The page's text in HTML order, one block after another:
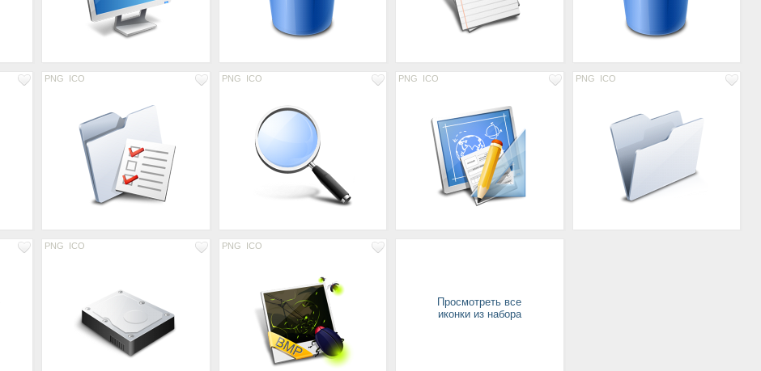
PNG ICO PNG ICO PNG ICO PNG ICO
PNG ICO PNG ICO
Просмотреть все
иконки из набора